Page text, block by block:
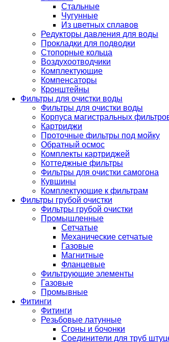
Стальные
Чугунные
Из цветных сплавов
Редукторы давления для воды
Прокладки для подводки
Стопорные кольца
Воздухоотводчики
Комплектующие
Компенсаторы
Кронштейны
Фильтры для очистки воды
Фильтры для очистки воды
Корпуса магистральных
Картриджи
Проточные фильтры под мойку
Обратный осмос
Комплекты картриджей
Коттеджные фильтры
Фильтры для очистки самогона
Кувшины
Комплектующие к фильтрам
Фильтры грубой очистки
Фильтры грубой очистки
Промышленные
Сетчатые
Механические сетчатые
Газовые
Магнитные
Фланцевые
Фильтрующие элементы
Газовые
Промывные
Фитинги
Фитинги
Резьбовые латунные
Сгоны и бочонки
Соединители для труб